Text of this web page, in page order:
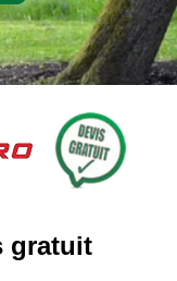
gratuit